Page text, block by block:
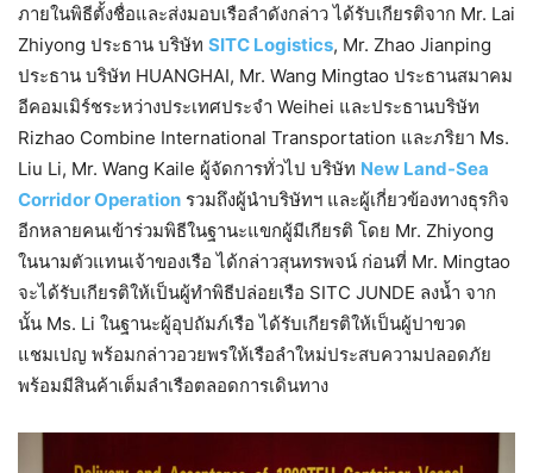
ภายในพิธีตั้งชื่อและส่งมอบเรือลำดังกล่าว ได้รับเกียรติจาก Mr. Lai
Zhiyong ประธาน บริษัท SITC Logistics, Mr. Zhao Jianping
ประธาน บริษัท HUANGHAI, Mr. Wang Mingtao ประธานสมาคม
อีคอมเมิร์ชระหว่างประเทศประจำ Weihei และประธานบริษัท
Rizhao Combine International Transportation และภริยา Ms.
Liu Li, Mr. Wang Kaile ผู้จัดการทั่วไป บริษัท New Land-Sea
Corridor Operation รวมถึงผู้นำบริษัทฯ และผู้เกี่ยวข้องทางธุรกิจ
อีกหลายคนเข้าร่วมพิธีในฐานะแขกผู้มีเกียรติ โดย Mr. Zhiyong
ในนามตัวแทนเจ้าของเรือ ได้กล่าวสุนทรพจน์ ก่อนที่ Mr. Mingtao
จะได้รับเกียรติให้เป็นผู้ทำพิธีปล่อยเรือ SITC JUNDE ลงน้ำ จาก
นั้น Ms. Li ในฐานะผู้อุปถัมภ์เรือ ได้รับเกียรติให้เป็นผู้ปาขวด
แชมเปญ พร้อมกล่าวอวยพรให้เรือลำใหม่ประสบความปลอดภัย
พร้อมมีสินค้าเต็มลำเรือตลอดการเดินทาง